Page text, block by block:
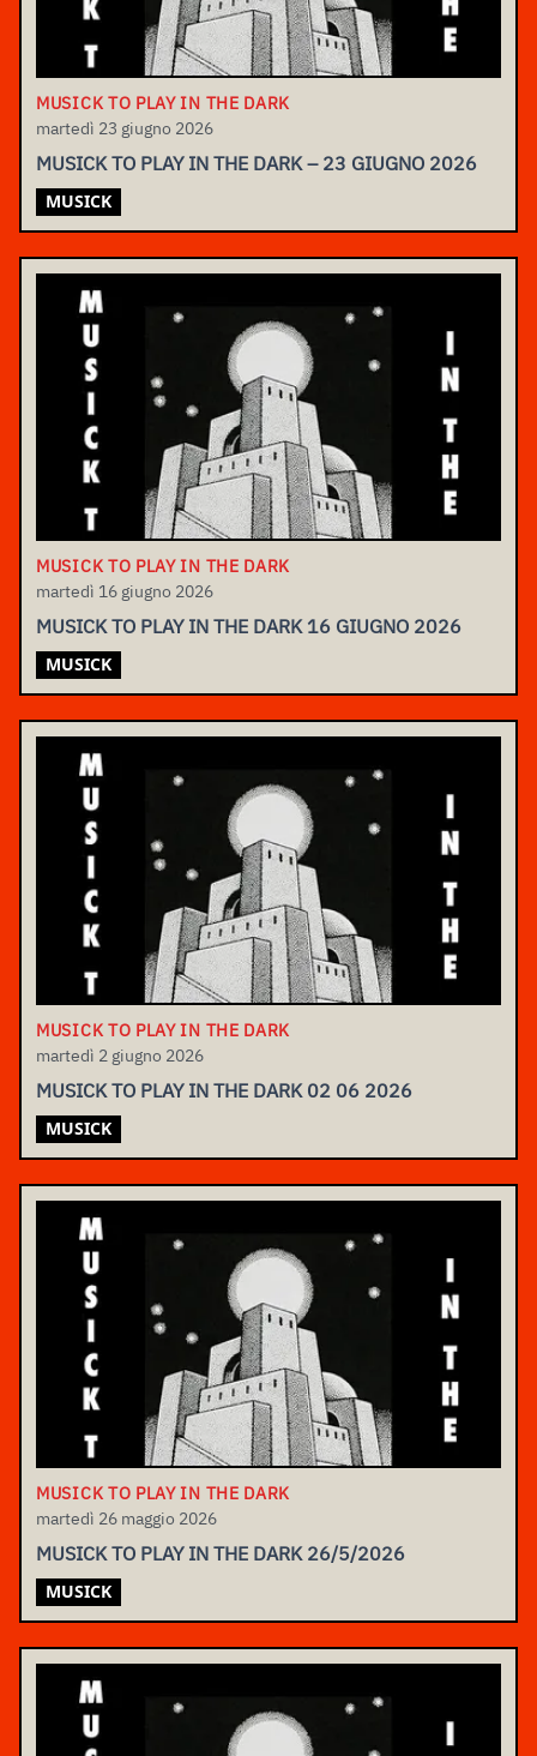
MUSICK TO PLAY IN THE DARK
martedì 23 giugno 2026
MUSICK TO PLAY IN THE DARK – 23 GIUGNO 2026
MUSICK
MUSICK TO PLAY IN THE DARK
martedì 16 giugno 2026
MUSICK TO PLAY IN THE DARK 16 GIUGNO 2026
MUSICK
MUSICK TO PLAY IN THE DARK
martedì 2 giugno 2026
MUSICK TO PLAY IN THE DARK 02 06 2026
MUSICK
MUSICK TO PLAY IN THE DARK
martedì 26 maggio 2026
MUSICK TO PLAY IN THE DARK 26/5/2026
MUSICK